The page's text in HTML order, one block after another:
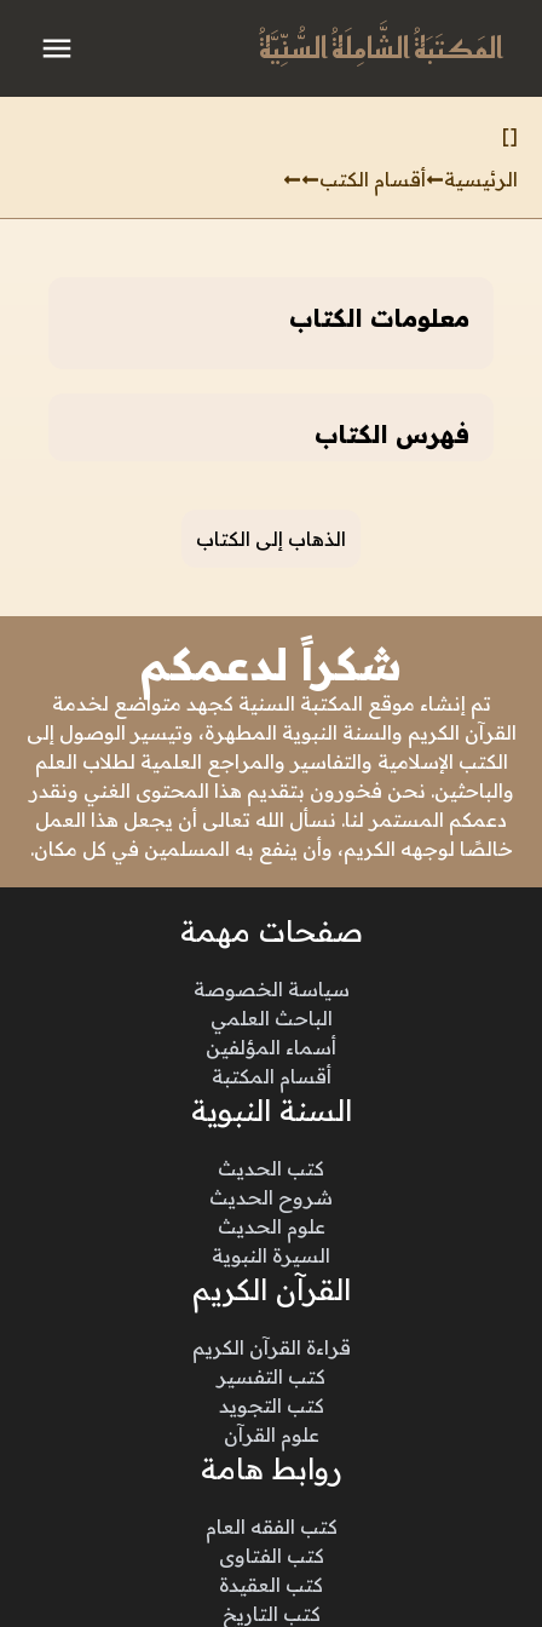
المَكتَبَةُ الشَّامِلَةُ السُّنِّيَّةُ
[
]
الرئيسية
أقسام الكتب
معلومات الكتاب
فهرس الكتاب
الذهاب إلى الكتاب
شكراً لدعمكم
تم إنشاء موقع المكتبة السنية كجهد متواضع لخدمة
القرآن الكريم والسنة النبوية المطهرة، وتيسير الوصول إلى
الكتب الإسلامية والتفاسير والمراجع العلمية لطلاب العلم
والباحثين. نحن فخورون بتقديم هذا المحتوى الغني ونقدر
دعمكم المستمر لنا. نسأل الله تعالى أن يجعل هذا العمل
خالصًا لوجهه الكريم، وأن ينفع به المسلمين في كل مكان.
صفحات مهمة
سياسة الخصوصة
الباحث العلمي
أسماء المؤلفين
أقسام المكتبة
السنة النبوية
كتب الحديث
شروح الحديث
علوم الحديث
السيرة النبوية
القرآن الكريم
قراءة القرآن الكريم
كتب التفسير
كتب التجويد
علوم القرآن
روابط هامة
كتب الفقه العام
كتب الفتاوى
كتب العقيدة
كتب التاريخ